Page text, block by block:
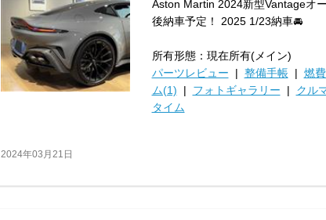
Aston Martin 2024新型Vantageオ
後納車予定！ 2025 1/23納車🚘
所有形態：現在所有(メイン)
パーツレビュー | 整備手帳| 燃
ム(1) | フォトギャラリー | クル
タイム
2024年03月21日